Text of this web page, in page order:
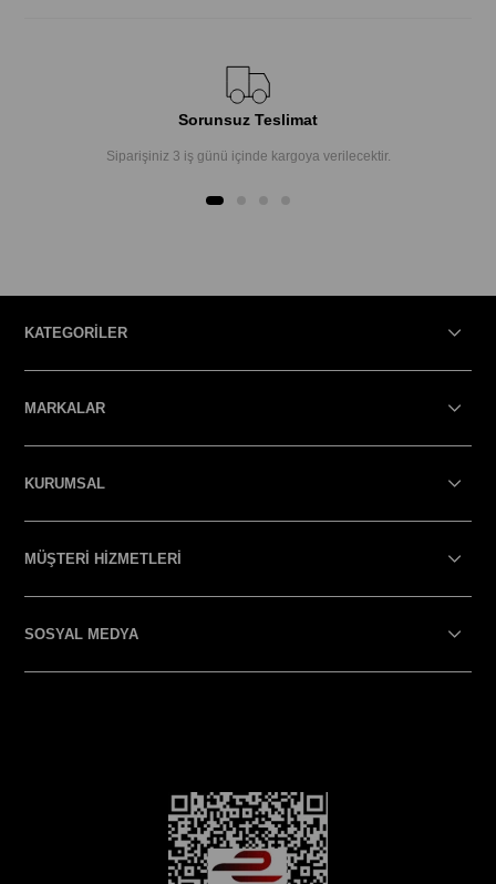
Sorunsuz Teslimat
Siparişiniz 3 iş günü içinde kargoya verilecektir.
KATEGORİLER
MARKALAR
KURUMSAL
MÜŞTERİ HİZMETLERİ
SOSYAL MEDYA